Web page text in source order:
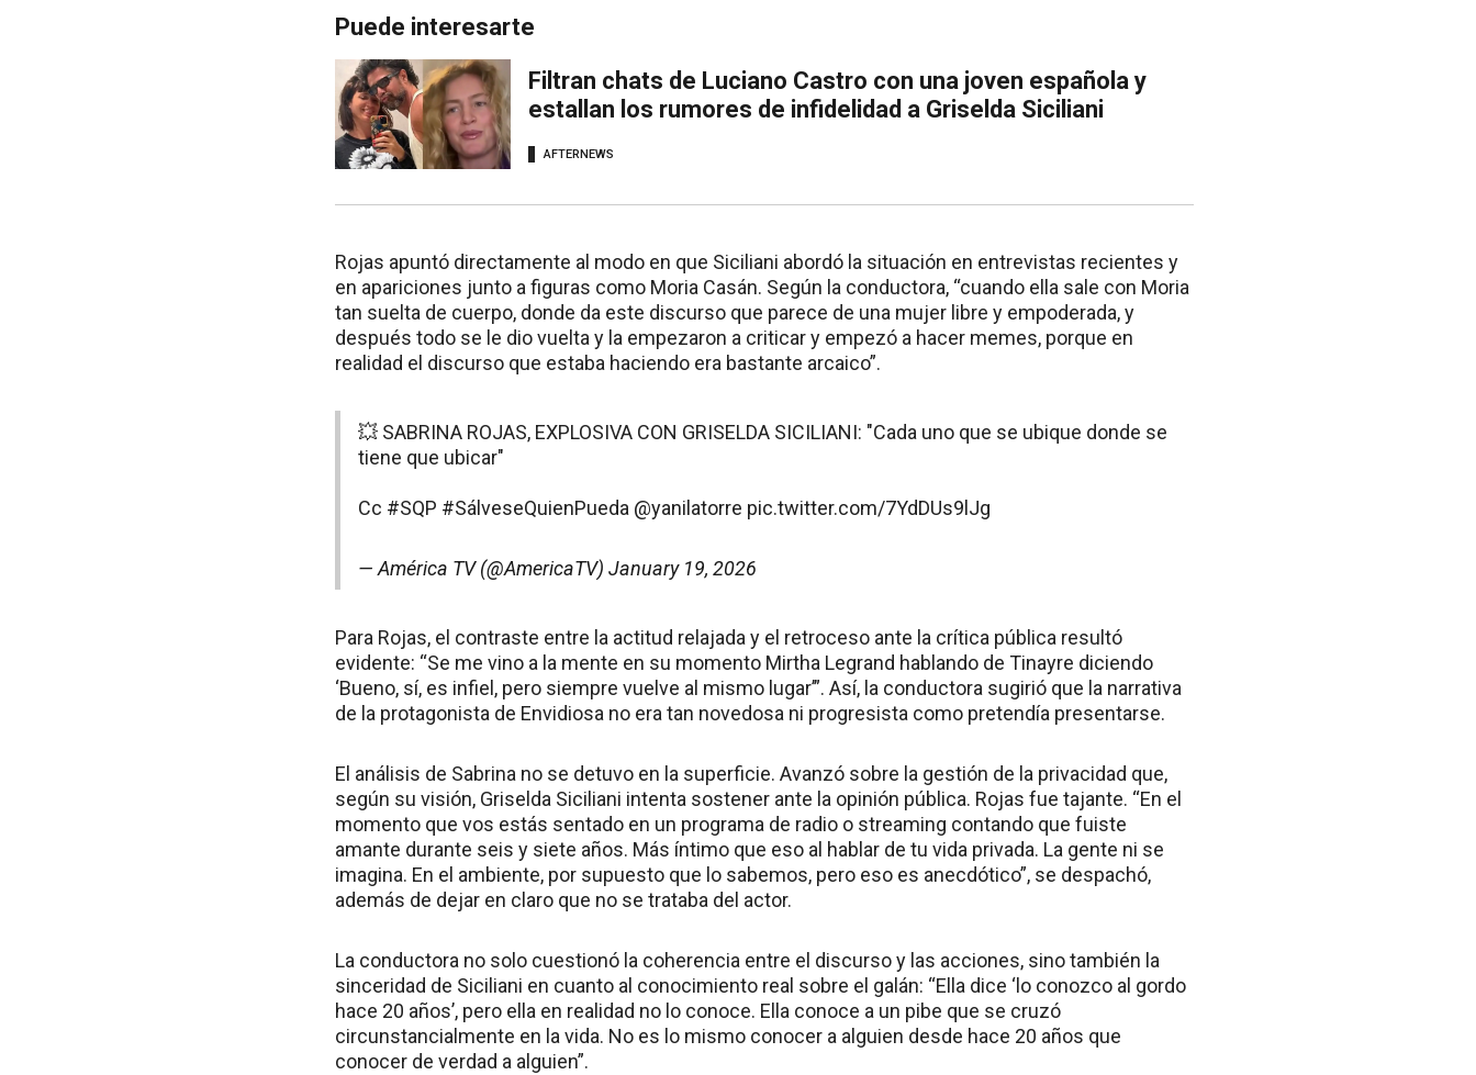
Puede interesarte
Filtran chats de Luciano Castro con una joven española y
estallan los rumores de infidelidad a Griselda Siciliani
AFTERNEWS
Rojas apuntó directamente al modo en que Siciliani abordó la situación en entrevistas recientes y
en apariciones junto a figuras como Moria Casán. Según la conductora, “cuando ella sale con Moria
tan suelta de cuerpo, donde da este discurso que parece de una mujer libre y empoderada, y
después todo se le dio vuelta y la empezaron a criticar y empezó a hacer memes, porque en
realidad el discurso que estaba haciendo era bastante arcaico”.
💥 SABRINA ROJAS, EXPLOSIVA CON GRISELDA SICILIANI: "Cada uno que se ubique donde se
tiene que ubicar"
Cc #SQP #SálveseQuienPueda @yanilatorre pic.twitter.com/7YdDUs9lJg
— América TV (@AmericaTV) January 19, 2026
Para Rojas, el contraste entre la actitud relajada y el retroceso ante la crítica pública resultó
evidente: “Se me vino a la mente en su momento Mirtha Legrand hablando de Tinayre diciendo
‘Bueno, sí, es infiel, pero siempre vuelve al mismo lugar’”. Así, la conductora sugirió que la narrativa
de la protagonista de Envidiosa no era tan novedosa ni progresista como pretendía presentarse.
El análisis de Sabrina no se detuvo en la superficie. Avanzó sobre la gestión de la privacidad que,
según su visión, Griselda Siciliani intenta sostener ante la opinión pública. Rojas fue tajante. “En el
momento que vos estás sentado en un programa de radio o streaming contando que fuiste
amante durante seis y siete años. Más íntimo que eso al hablar de tu vida privada. La gente ni se
imagina. En el ambiente, por supuesto que lo sabemos, pero eso es anecdótico”, se despachó,
además de dejar en claro que no se trataba del actor.
La conductora no solo cuestionó la coherencia entre el discurso y las acciones, sino también la
sinceridad de Siciliani en cuanto al conocimiento real sobre el galán: “Ella dice ‘lo conozco al gordo
hace 20 años’, pero ella en realidad no lo conoce. Ella conoce a un pibe que se cruzó
circunstancialmente en la vida. No es lo mismo conocer a alguien desde hace 20 años que
conocer de verdad a alguien”.